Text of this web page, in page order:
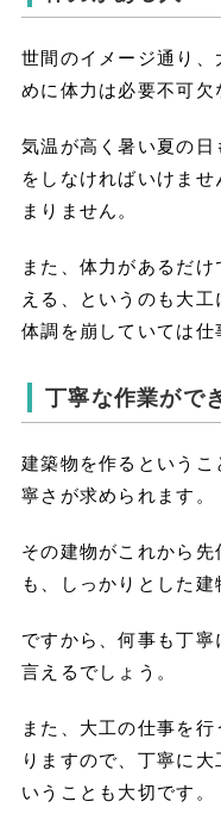
世間のイメージ通り
めに体力は必要不可欠
気温が高く暑い夏の
をしなければいけま
まりません。
また、体力があるだ
える、というのも大工
体調を崩していては仕
丁寧な作業がで
建築物を作るという
寧さが求められます。
その建物がこれから
も、しっかりとした建
ですから、何事も丁
言えるでしょう。
また、大工の仕事を
りますので、丁寧に
いうことも大切です。